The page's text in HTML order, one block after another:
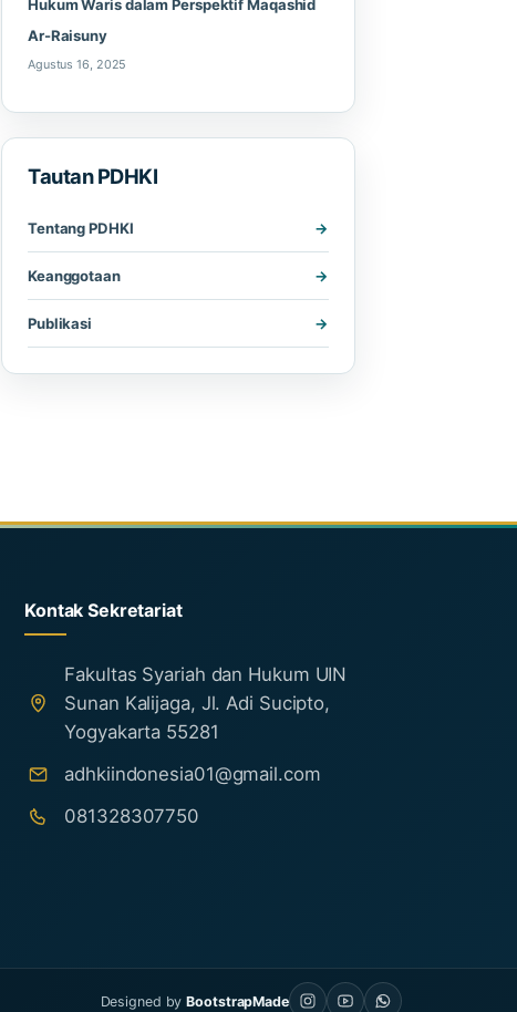
Hukum Waris dalam Perspektif Maqashid
Ar-Raisuny
Agustus 16, 2025
Tautan PDHKI
Tentang PDHKI
Keanggotaan
Publikasi
Kontak Sekretariat
Fakultas Syariah dan Hukum UIN
Sunan Kalijaga, Jl. Adi Sucipto,
Yogyakarta 55281
adhkiindonesia01@gmail.com
081328307750
Designed byBootstrapMade